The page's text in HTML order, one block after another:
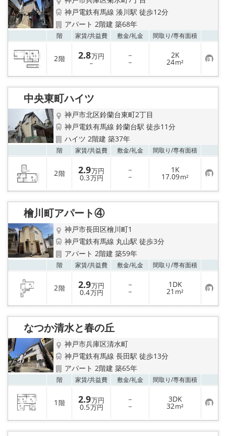
神戸電鉄有馬線 湊川駅 徒歩12分
アパート 2階建 築68年
階 家賃/共益費 敷金/礼金 間取り/専有面積
2階 2.8万円
－
－
－
2K
24m² お
気
に
り
中央東町ハイツ
神戸市北区鈴蘭台東町2丁目
神戸電鉄有馬線 鈴蘭台駅 徒歩11分
ハイツ 2階建 築37年
階 家賃/共益費 敷金/礼金 間取り/専有面積
2階 2.9万円
0.3万円
－
－
1K
17.09m² お
気
に
り
檜川町アパート④
神戸市長田区檜川町1
神戸電鉄有馬線 丸山駅 徒歩3分
アパート 2階建 築59年
階 家賃/共益費 敷金/礼金 間取り/専有面積
2階 2.9万円
0.4万円
－
－
1DK
21 m² お
気
に
り
なつか清水と春の丘
神戸市兵庫区清水町
神戸電鉄有馬線 長田駅 徒歩13分
アパート 2階建 築65年
階 家賃/共益費 敷金/礼金 間取り/専有面積
1 階 2.9万円
0.5万円
－
－
3DK
32m² お
気
に
り